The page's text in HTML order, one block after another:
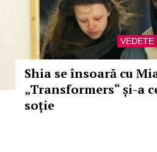
VEDETE
Shia se însoară cu
„Transformers“ și-a
soție